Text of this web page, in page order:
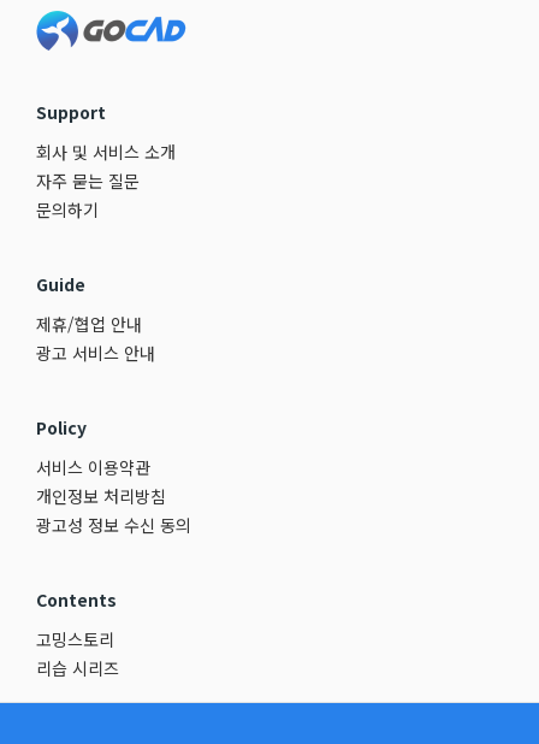
Support
회사 및 서비스 소개
자주 묻는 질문
문의하기
Guide
제휴/협업 안내
광고 서비스 안내
Policy
서비스 이용약관
개인정보 처리방침
광고성 정보 수신 동의
Contents
고밍스토리
리습 시리즈